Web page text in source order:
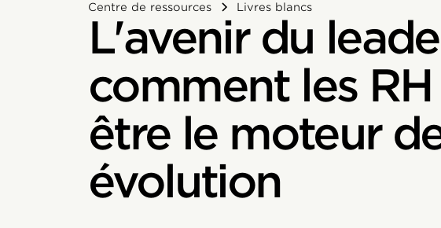
Centre de ressources Livres blancs
L'avenir du
comment les
être le moteur
évolution